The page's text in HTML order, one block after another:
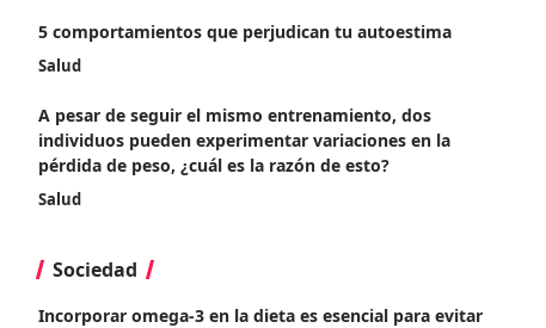
5 comportamientos que perjudican tu autoestima
Salud
A pesar de seguir el mismo entrenamiento, dos
individuos pueden experimentar variaciones en la
pérdida de peso, ¿cuál es la razón de esto?
Salud
Sociedad
Incorporar omega-3 en la dieta es esencial para evitar